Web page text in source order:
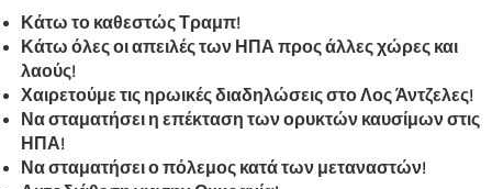
Κάτω το καθεστώς Τραμπ!
Κάτω όλες οι απειλές των ΗΠΑ προς άλλες χώρες και
λαούς!
Χαιρετούμε τις ηρωικές διαδηλώσεις στο Λος Άντζελες!
Να σταματήσει η επέκταση των ορυκτών καυσίμων στις
ΗΠΑ!
Να σταματήσει ο πόλεμος κατά των μεταναστών!